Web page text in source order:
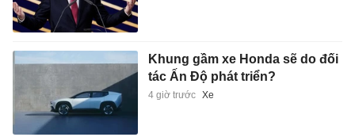
Khung gầm xe Honda sẽ do đối
tác Ấn Độ phát triển?
4 giờ trước Xe